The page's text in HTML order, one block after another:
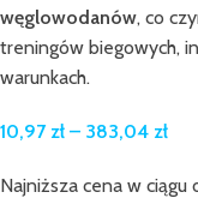
węglowodanów, co
treningów biegowych,
warunkach.
10,97 zł – 383,04 zł
Najniższa cena w